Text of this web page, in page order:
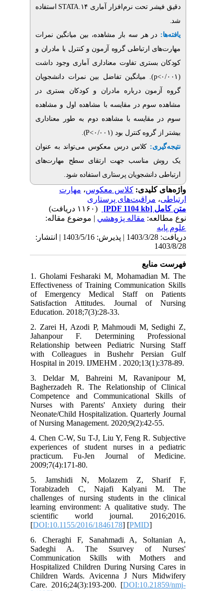
تحت نرم‌افزار آماریSTATA.۱۴استفاده
در هر سه بار مشاهده، بین میانگین نمرات
ارتباطی گروه آزمون و کنترل با مادران و
بستری تفاوت معناداری آماری وجود داشت
). میانگین تفاضل بین نمرات دانشجویان
درباره مادران و کودکان بستری در
سوم در مقایسه با مشاهده اول و مشاهده
با مشاهده دوم به طور معناداری
کنترل بود (۰/۰۰۱>
P
).
کلاس درس معکوس می‌تواند به عنوان
مناسب جهت ارتقای سطح مهارت‌های
دانشجویان پرستاری استفاده شود.
کلاس معکوس،مهارت
مراقبت‌های پرستاری
(۱۱۶۰ دریافت)
مقاله پژوهشي| موضوع مقاله:
دریافت: 1403/3/28 | پذیرش: 1403/5/16 | انتشار:
1. Gholami Fesharaki M,
Effectiveness of Training
of Emergency Medical Staff on
Satisfaction Attitudes. Journal of
Education. 2018;7(3):28-33.
2. Zarei H, Azodi P, Mahmoudi M,
Jahanpour F. Determining
Relationship between Pediatric
with Colleagues in Bushehr
Hospital in 2019. IJMEHM .
3. Deldar M, Bahreini M,
Bagherzadeh R. The Relationship
Competence and Communicational
Nurses with Parents' Anxiety
Neonate/Child Hospitalization.
of Nursing Management. 2020;9(2):42-
4. Chen C-W, Su T-J, Liu Y, Feng R.
experiences of student nurses in a
practicum. Fu-Jen Journal of
5. Jamshidi N, Molazem Z,
Torabizadeh C, Najafi Kalyani
challenges of nursing students in
learning environment: A qualitative
scientific world journal.
[DOI:10.1155/2016/1846178
6. Cheraghi F, Sanahmadi A,
Sadeghi A. The Ssurvey of
Communication Skills with
Hospitalized Children During Nursing
Children Wards. Avicenna J Nurs
Care. 2016;24(3):193-200. [